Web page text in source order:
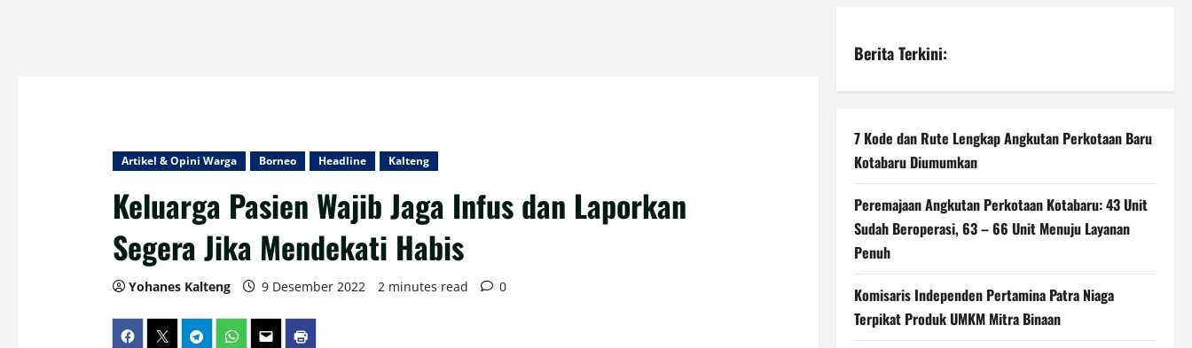
Artikel & Opini Warga Borneo Headline Kalteng
Keluarga Pasien Wajib Jaga Infus dan Laporkan
Segera Jika Mendekati Habis
Yohanes Kalteng 9 Desember 2022 2 minutes read 0
Berita Terkini:
7 Kode dan Rute Lengkap Angkutan Perkotaan Baru
Kotabaru Diumumkan
Peremajaan Angkutan Perkotaan Kotabaru: 43 Unit
Sudah Beroperasi, 63 – 66 Unit Menuju Layanan
Penuh
Komisaris Independen Pertamina Patra Niaga
Terpikat Produk UMKM Mitra Binaan